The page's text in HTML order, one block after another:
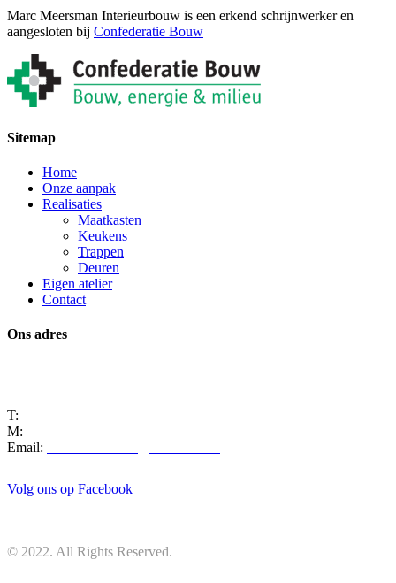
Marc Meersman Interieurbouw is een erkend schrijnwerker en
aangesloten bij Confederatie Bouw
Sitemap
Home
Onze aanpak
Realisaties
Maatkasten
Keukens
Trappen
Deuren
Eigen atelier
Contact
Ons adres
T:
M:
Email:
Volg ons op Facebook
© 2022. All Rights Reserved.